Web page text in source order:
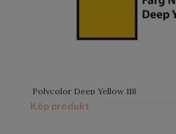
Polycolor Deep Yellow 118
Köp produkt